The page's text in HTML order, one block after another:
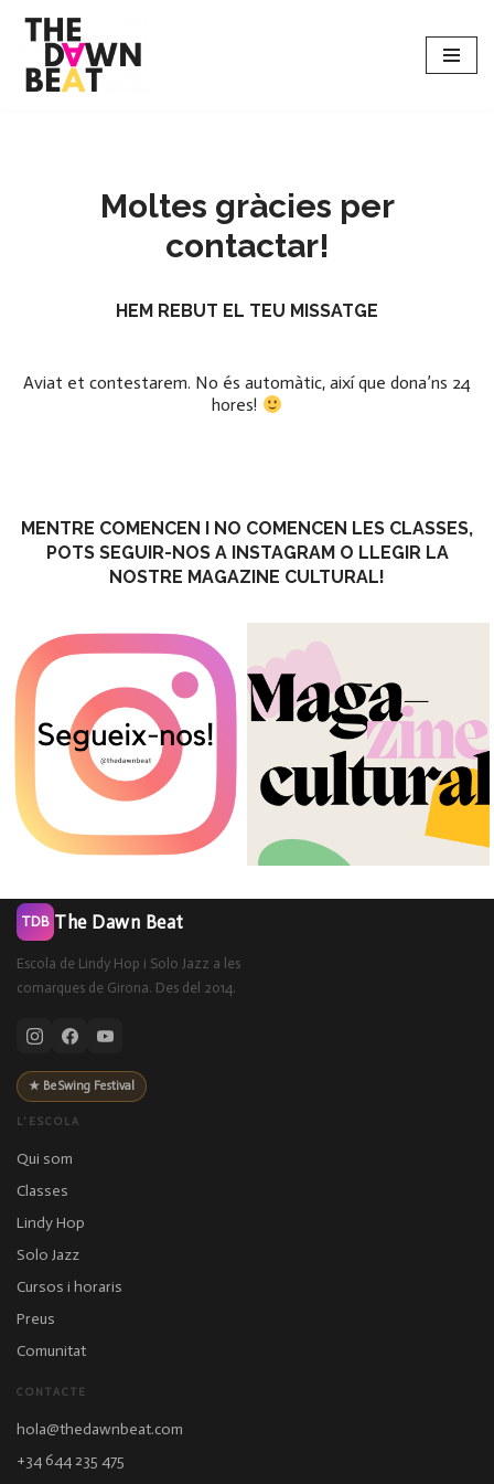
Saltar
Moltes gràcies per
contactar!
HEM REBUT EL TEU MISSATGE
Aviat et contestarem. No és automàtic, així que dona’ns 24
hores!
MENTRE COMENCEN I NO COMENCEN LES CLASSES,
POTS SEGUIR-NOS A INSTAGRAM O LLEGIR LA
NOSTRE MAGAZINE CULTURAL!
TDB The Dawn Beat
Escola de Lindy Hop i Solo Jazz a les
comarques de Girona. Des del 2014.
★ BeSwing Festival
L'ESCOLA
Qui som
Classes
Lindy Hop
Solo Jazz
Cursos i horaris
Preus
Comunitat
CONTACTE
hola@thedawnbeat.com
+34 644 235 475